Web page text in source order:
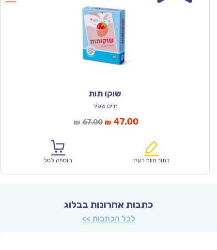
שוקו תות
חיים שפיר
₪ 67.00המחיר
₪67.00.
₪ 47.00המחיר
הוא:
כתוב חוות דעת הוספה לסל
כתבות אחרונות בבלוג
לכל הכתבות >>